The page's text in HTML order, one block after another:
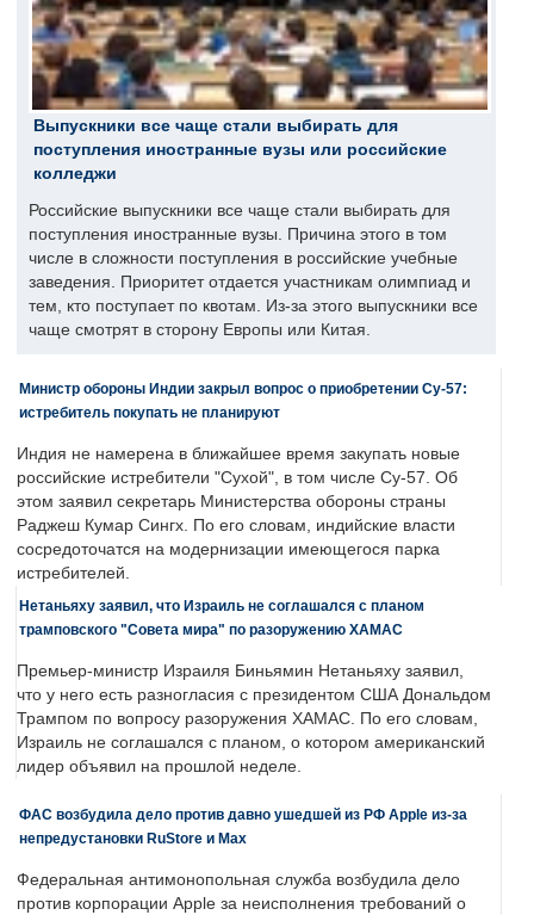
Выпускники все чаще стали выбирать для
поступления иностранные вузы или российские
колледжи
Российские выпускники все чаще стали выбирать для
поступления иностранные вузы. Причина этого в том
числе в сложности поступления в российские учебные
заведения. Приоритет отдается участникам олимпиад и
тем, кто поступает по квотам. Из-за этого выпускники все
чаще смотрят в сторону Европы или Китая.
Министр обороны Индии закрыл вопрос о приобретении Су-57:
истребитель покупать не планируют
Индия не намерена в ближайшее время закупать новые
российские истребители "Сухой", в том числе Су-57. Об
этом заявил секретарь Министерства обороны страны
Раджеш Кумар Сингх. По его словам, индийские власти
сосредоточатся на модернизации имеющегося парка
истребителей.
Нетаньяху заявил, что Израиль не соглашался с планом
трамповского "Совета мира" по разоружению ХАМАС
Премьер-министр Израиля Биньямин Нетаньяху заявил,
что у него есть разногласия с президентом США Дональдом
Трампом по вопросу разоружения ХАМАС. По его словам,
Израиль не соглашался с планом, о котором американский
лидер объявил на прошлой неделе.
ФАС возбудила дело против давно ушедшей из РФ Apple из-за
непредустановки RuStore и Max
Федеральная антимонопольная служба возбудила дело
против корпорации Apple за неисполнения требований о